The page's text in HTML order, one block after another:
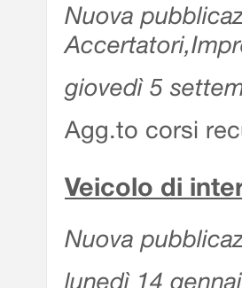
Nuova
giovedì 5
Agg.to corsi
Veicolo di
Nuova
lunedì 14